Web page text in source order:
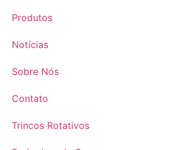
Produtos
Notícias
​Sobre Nós
​Contato
​Trincos Rotativos